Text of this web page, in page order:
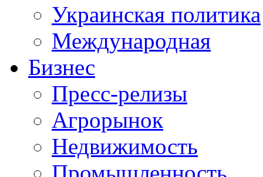
Украинская политика
Международная
Бизнес
Пресс-релизы
Агрорынок
Недвижимость